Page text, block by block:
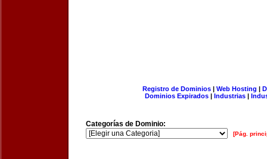
Registro de Dominios| Web Hosting |
Dominios Expirados | Industrias |
Categorías de Dominio:
[Pág.